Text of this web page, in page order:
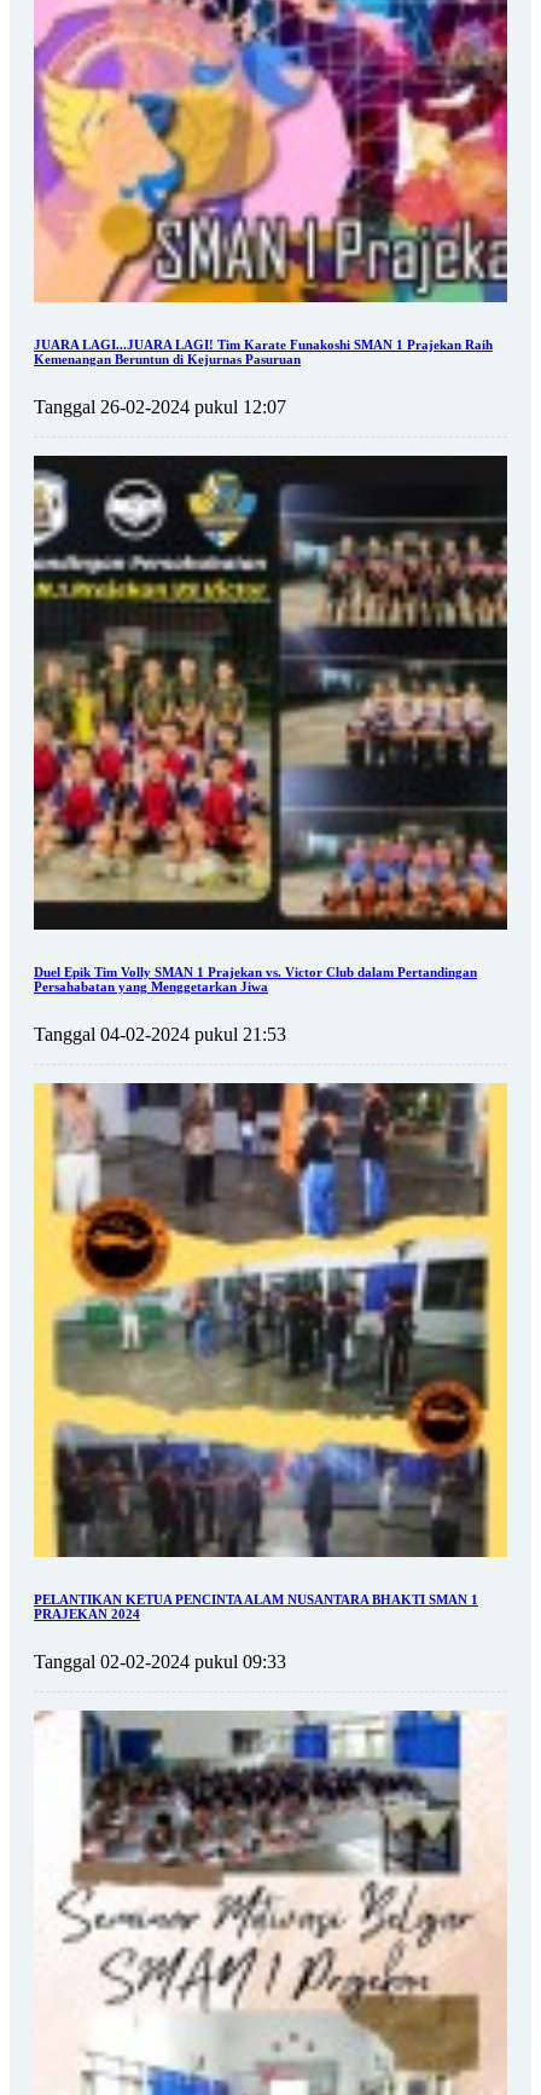
JUARA LAGI...JUARA LAGI! Tim Karate Funakoshi SMAN 1 Prajekan Raih
Kemenangan Beruntun di Kejurnas Pasuruan
Tanggal 26-02-2024 pukul 12:07
Duel Epik Tim Volly SMAN 1 Prajekan vs. Victor Club dalam Pertandingan
Persahabatan yang Menggetarkan Jiwa
Tanggal 04-02-2024 pukul 21:53
PELANTIKAN KETUA PENCINTA ALAM NUSANTARA BHAKTI SMAN 1
PRAJEKAN 2024
Tanggal 02-02-2024 pukul 09:33